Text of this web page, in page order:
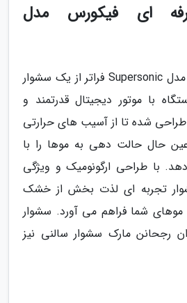
ای فیکورس مدل
سشوار سالنی فیکورس مدل Supersonic فراتر از یک سشوار
با موتور دیجیتال قدرتمند و
شده تا از آسیب های حرارتی
حال حالت دهی به موها را با
با طراحی ارگونومیک و ویژگی
تجربه ای لذت بخش از خشک
شما فراهم می آورد. سشوار
رجحانن مارک سشوار سالنی نیز